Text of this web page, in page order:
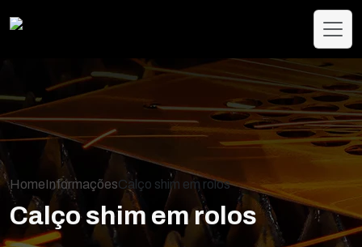
HomeInformaçõesCalço shim em rolos
Calço shim em rolos